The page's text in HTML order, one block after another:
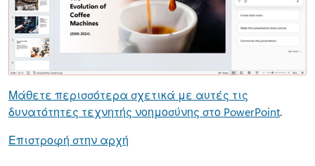
Μάθετε περισσότερα σχετικά με αυτές τις
δυνατότητες τεχνητής νοημοσύνης στο PowerPoint.
Επιστροφή στην αρχή